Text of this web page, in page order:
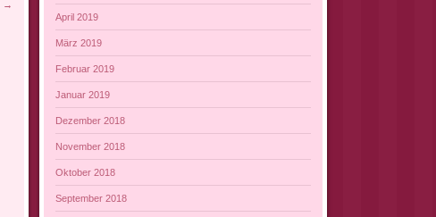
→
April 2019
März 2019
Februar 2019
Januar 2019
Dezember 2018
November 2018
Oktober 2018
September 2018